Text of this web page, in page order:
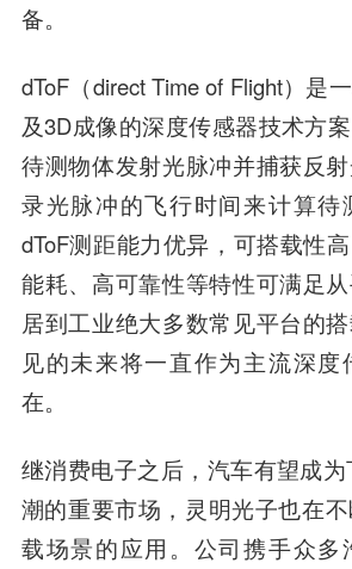
备。
dToF（direct Time of Flight）是
及3D成像的深度传感器技术方
待测物体发射光脉冲并捕获反
录光脉冲的飞行时间来计算待
dToF测距能力优异，可搭载性
能耗、高可靠性等特性可满足
居到工业绝大多数常见平台的
见的未来将一直作为主流深度
在。
继消费电子之后，汽车有望成
潮的重要市场，灵明光子也在
载场景的应用。公司携手众多